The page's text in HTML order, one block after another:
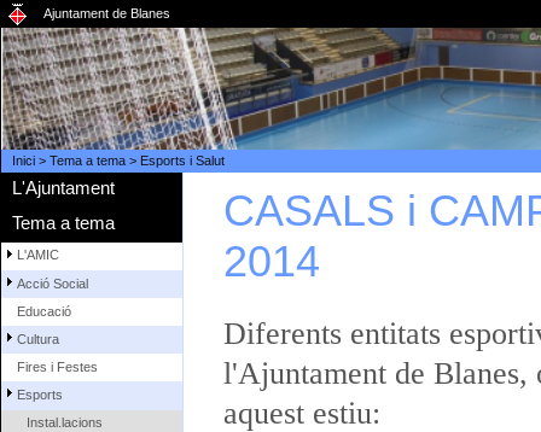
Ajuntament de Blanes
Inici> Tema a tema> Esports i Salut
L'Ajuntament
Tema a tema
L'AMIC
Acció Social
Educació
Cultura
Fires i Festes
Esports
Instal.lacions
CASALS i
2014
Diferents entitats
l'Ajuntament de Blanes,
aquest estiu: